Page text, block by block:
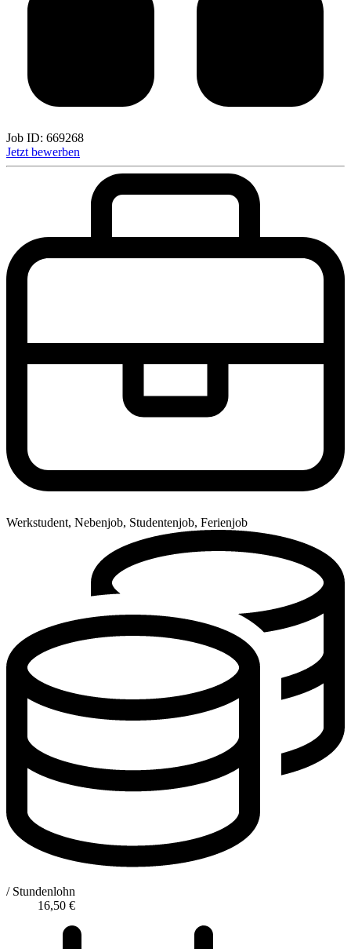
Job ID: 669268
Jetzt bewerben
Werkstudent, Nebenjob, Studentenjob, Ferienjob
/ Stundenlohn
16,50 €